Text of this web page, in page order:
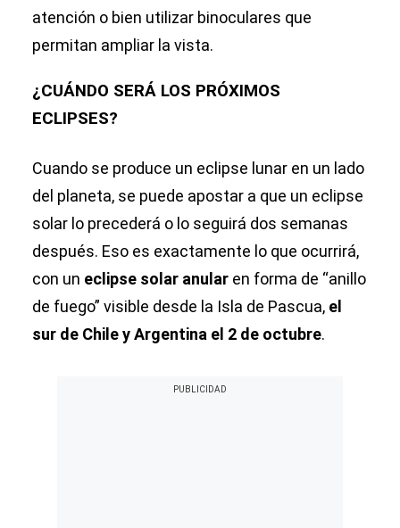
atención o bien utilizar binoculares que
permitan ampliar la vista.
¿CUÁNDO SERÁ LOS PRÓXIMOS
ECLIPSES?
Cuando se produce un eclipse lunar en un lado
del planeta, se puede apostar a que un eclipse
solar lo precederá o lo seguirá dos semanas
después. Eso es exactamente lo que ocurrirá,
con un eclipse solar anular en forma de “anillo
de fuego” visible desde la Isla de Pascua, el
sur de Chile y Argentina el 2 de octubre.